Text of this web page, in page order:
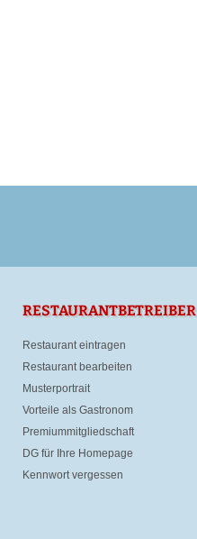
RESTAURANTBETREIBER
Restaurant eintragen
Restaurant bearbeiten
Musterportrait
Vorteile als Gastronom
Premiummitgliedschaft
DG für Ihre Homepage
Kennwort vergessen